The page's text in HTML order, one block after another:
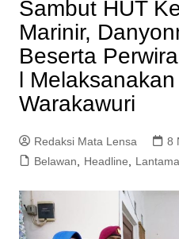
Sambut HUT
Marinir,
Beserta
l
Warakawuri
Redaksi Mata Lensa 8
Belawan
Headline